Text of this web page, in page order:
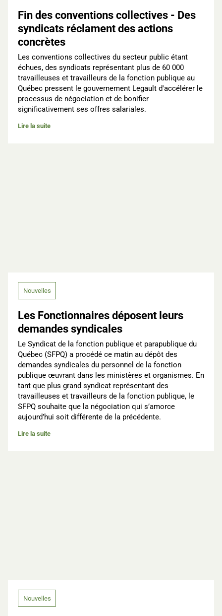
Fin des conventions collectives - Des
syndicats réclament des actions
concrètes
Les conventions collectives du secteur public étant
échues, des syndicats représentant plus de 60 000
travailleuses et travailleurs de la fonction publique au
Québec pressent le gouvernement Legault d'accélérer le
processus de négociation et de bonifier
significativement ses offres salariales.
Lire la suite
Nouvelles
Les Fonctionnaires déposent leurs
demandes syndicales
Le Syndicat de la fonction publique et parapublique du
Québec (SFPQ) a procédé ce matin au dépôt des
demandes syndicales du personnel de la fonction
publique œuvrant dans les ministères et organismes. En
tant que plus grand syndicat représentant des
travailleuses et travailleurs de la fonction publique, le
SFPQ souhaite que la négociation qui s’amorce
aujourd’hui soit différente de la précédente.
Lire la suite
Nouvelles